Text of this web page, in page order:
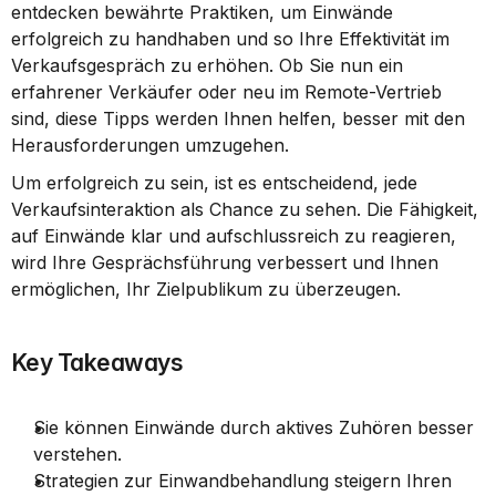
entdecken bewährte Praktiken, um Einwände
erfolgreich zu handhaben und so Ihre Effektivität im
Verkaufsgespräch zu erhöhen. Ob Sie nun ein
erfahrener Verkäufer oder neu im Remote-Vertrieb
sind, diese Tipps werden Ihnen helfen, besser mit den
Herausforderungen umzugehen.
Um erfolgreich zu sein, ist es entscheidend, jede
Verkaufsinteraktion als Chance zu sehen. Die Fähigkeit,
auf Einwände klar und aufschlussreich zu reagieren,
wird Ihre Gesprächsführung verbessert und Ihnen
ermöglichen, Ihr Zielpublikum zu überzeugen.
Key Takeaways
Sie können Einwände durch aktives Zuhören besser
verstehen.
Strategien zur Einwandbehandlung steigern Ihren